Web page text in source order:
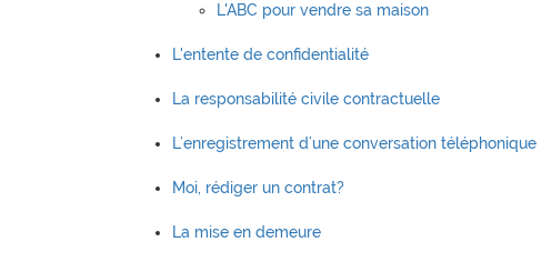
L'ABC pour vendre sa maison
L'entente de confidentialité
La responsabilité civile contractuelle
L’enregistrement d’une conversation téléphonique
Moi, rédiger un contrat?
La mise en demeure